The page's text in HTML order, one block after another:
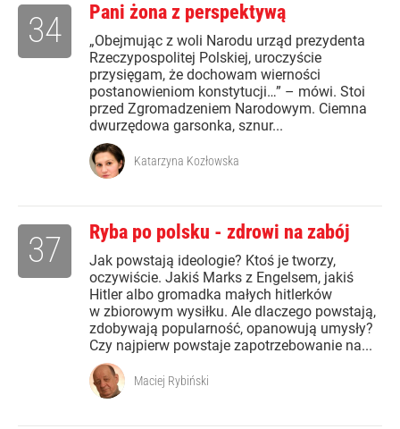
Pani żona z perspektywą
„Obejmując z woli Narodu urząd prezydenta
Rzeczypospolitej Polskiej, uroczyście
przysięgam, że dochowam wierności
postanowieniom konstytucji…” – mówi. Stoi
przed Zgromadzeniem Narodowym. Ciemna
dwurzędowa garsonka, sznur...
34
Katarzyna Kozłowska
Ryba po polsku - zdrowi na zabój
Jak powstają ideologie? Ktoś je tworzy,
oczywiście. Jakiś Marks z Engelsem, jakiś
Hitler albo gromadka małych hitlerków
w zbiorowym wysiłku. Ale dlaczego powstają,
zdobywają popularność, opanowują umysły?
Czy najpierw powstaje zapotrzebowanie na...
37
Maciej Rybiński